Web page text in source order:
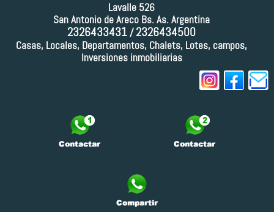
Lavalle 526
San Antonio de Areco Bs. As. Argentina
2326433431/2326434500
Casas, Locales, Departamentos, Chalets, Lotes, campos,
Inversiones inmobiliarias